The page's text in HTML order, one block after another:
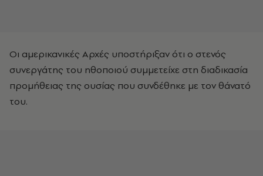
Οι αμερικανικές Αρχές υποστήριξαν ότι ο στενός
συνεργάτης του ηθοποιού συμμετείχε στη διαδικασία
προμήθειας της ουσίας που συνδέθηκε με τον θάνατό
του.